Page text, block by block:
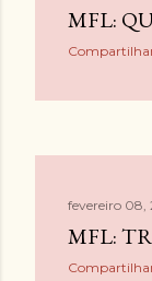
MFL:
fevereiro 08,
MFL: